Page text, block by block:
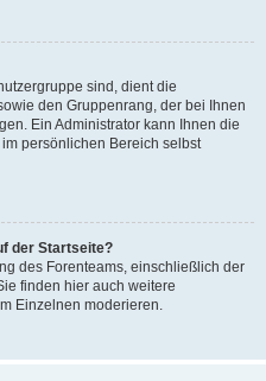
sind, dient die
den Gruppenrang, der bei Ihnen
Ein Administrator kann Ihnen die
persönlichen Bereich selbst
der Startseite?
des Forenteams, einschließlich der
finden hier auch weitere
Einzelnen moderieren.